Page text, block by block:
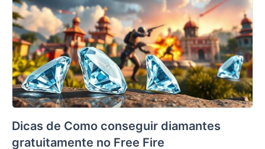
Dicas de Como conseguir diamantes
gratuitamente no Free Fire